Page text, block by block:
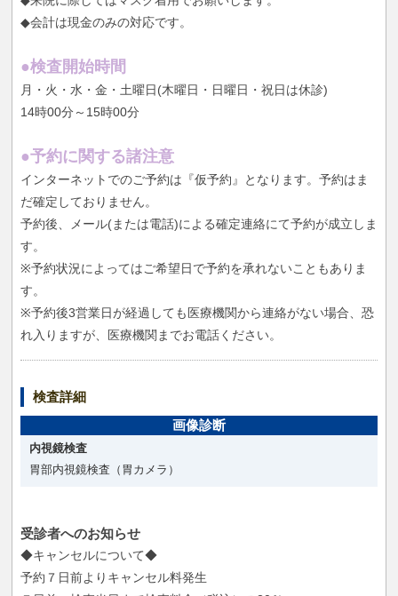
◆会計は現金のみの対応です。
●検査開始時間
月・火・水・金・土曜日(木曜日・日曜日・祝日は休診)
14時00分～15時00分
●予約に関する諸注意
インターネットでのご予約は『仮予約』となります。予約はま
だ確定しておりません。
予約後、メール(または電話)による確定連絡にて予約が成立しま
す。
※予約状況によってはご希望日で予約を承れないこともありま
す。
※予約後3営業日が経過しても医療機関から連絡がない場合、恐
れ入りますが、医療機関までお電話ください。
検査詳細
画像診断
内視鏡検査
胃部内視鏡検査（胃カメラ）
受診者へのお知らせ
◆キャンセルについて◆
予約７日前よりキャンセル料発生